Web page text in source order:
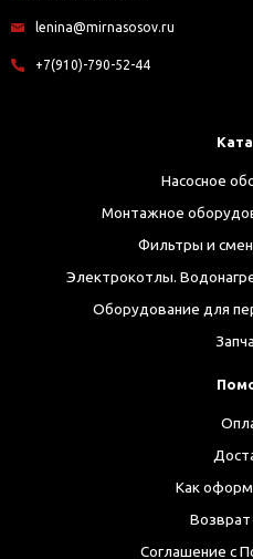
lenina@mirnasosov.ru
+7(910)-790-52-44
Насосное
Монтажное
Фильтры и
Электрокотлы.
Оборудование для
Как
Возврат
Соглашение с